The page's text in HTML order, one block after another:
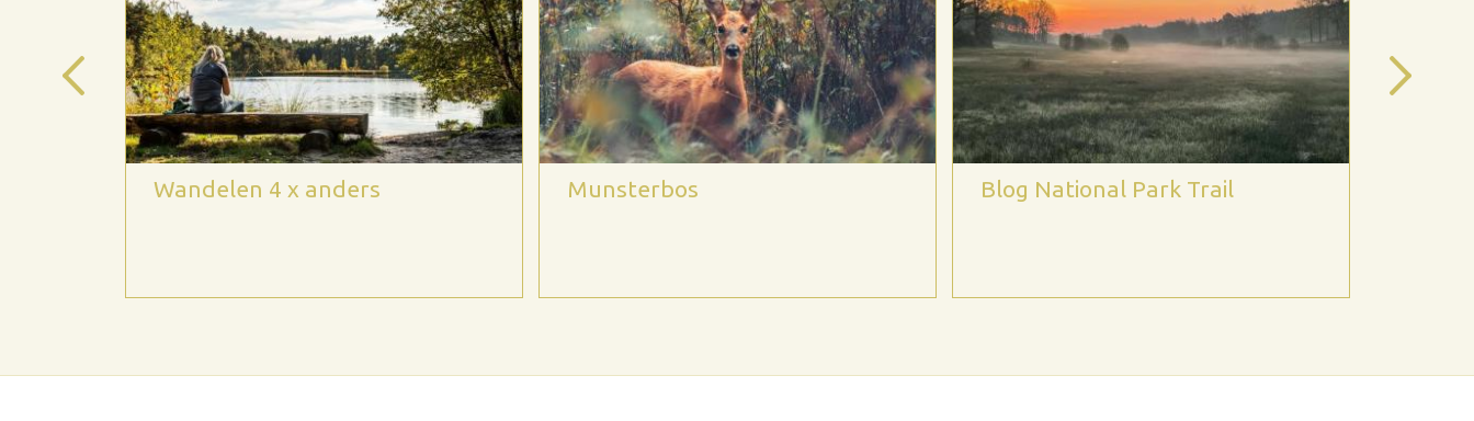
Wandelen 4 x anders Munsterbos Blog National Park Trail